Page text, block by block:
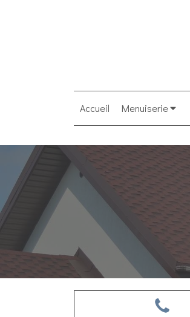
Accueil Menuiserie